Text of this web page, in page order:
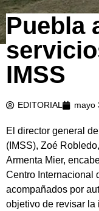
Puebla
IMSS
EDITORIAL mayo
El director general
(IMSS), Zoé
Armenta Mier,
Centro Internacional
acompañados por
objetivo de revisar la